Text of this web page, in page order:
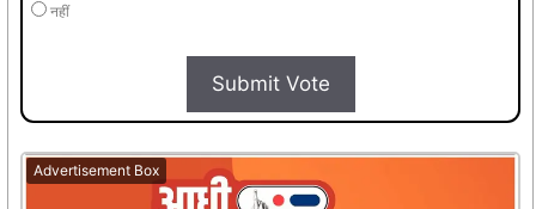
नहीं
Submit Vote
Advertisement Box